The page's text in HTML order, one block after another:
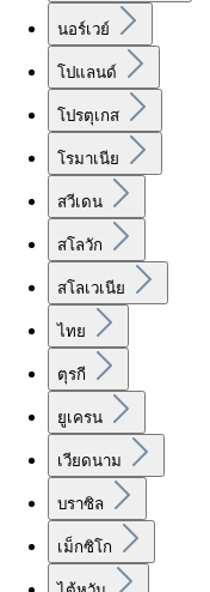
นอร์เวย์
โปแลนด์
โปรตุเกส
โรมาเนีย
สวีเดน
สโลวัก
สโลเวเนีย
ไทย
ตุรกี
ยูเครน
เวียดนาม
บราซิล
เม็กซิโก